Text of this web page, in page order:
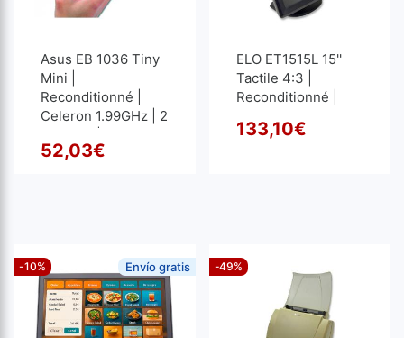
Asus EB 1036 Tiny
Mini |
Reconditionné |
Celeron 1.99GHz | 2
HDD
52,03€
ELO ET1515L 15''
Tactile 4:3 |
Reconditionné |
133,10€
-10% Envío gratis -49%